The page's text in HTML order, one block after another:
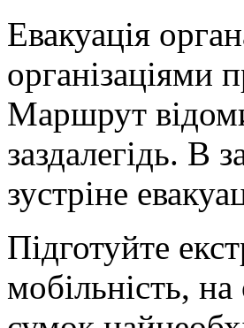
Евакуація
організаціями
Маршрут
заздалегідь. В
зустріне
Підготуйте
мобільність,